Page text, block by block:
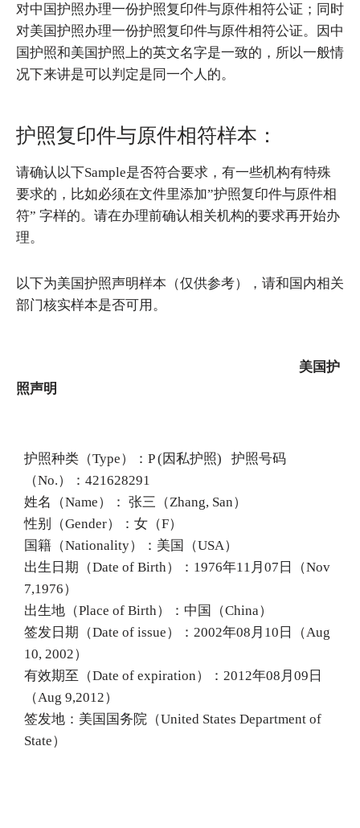
对中国护照办理一份护照复印件与原件相符公证；同时
对美国护照办理一份护照复印件与原件相符公证。因中
国护照和美国护照上的英文名字是一致的，所以一般情
况下来讲是可以判定是同一个人的。
护照复印件与原件相符样本：
请确认以下Sample是否符合要求，有一些机构有特殊
要求的，比如必须在文件里添加”护照复印件与原件相
符” 字样的。请在办理前确认相关机构的要求再开始办
理。
以下为美国护照声明样本（仅供参考），请和国内相关
部门核实样本是否可用。
美国护
照声明
护照种类（Type）：P (因私护照) 护照号码
（No.）：421628291
姓名（Name）： 张三（Zhang, San）
性别（Gender）：女（F）
国籍（Nationality）：美国（USA）
出生日期（Date of Birth）：1976年11月07日（Nov
7,1976）
出生地（Place of Birth）：中国（China）
签发日期（Date of issue）：2002年08月10日（Aug
10, 2002）
有效期至（Date of expiration）：2012年08月09日
（Aug 9,2012）
签发地：美国国务院（United States Department of
State）